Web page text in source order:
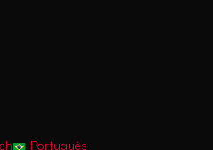
Português